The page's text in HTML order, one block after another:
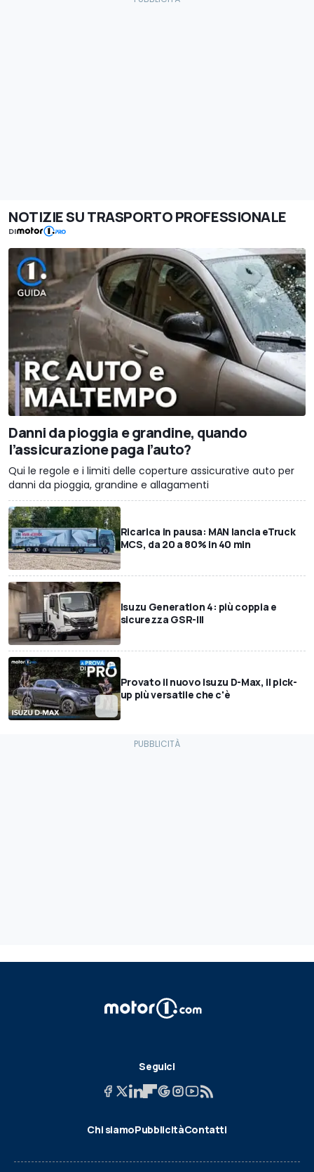
NOTIZIE SU TRASPORTO PROFESSIONALE
DI
Danni da pioggia e grandine, quando
l’assicurazione paga l’auto?
Qui le regole e i limiti delle coperture assicurative auto per
danni da pioggia, grandine e allagamenti
Ricarica in pausa: MAN lancia eTruck
MCS, da 20 a 80% in 40 min
Isuzu Generation 4: più coppia e
sicurezza GSR-III
Provato il nuovo Isuzu D-Max, il pick-
up più versatile che c'è
Seguici
Chi siamoPubblicitàContatti